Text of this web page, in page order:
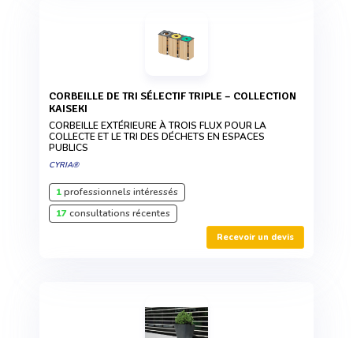
CORBEILLE DE TRI SÉLECTIF TRIPLE – COLLECTION
KAISEKI
CORBEILLE EXTÉRIEURE À TROIS FLUX POUR LA
COLLECTE ET LE TRI DES DÉCHETS EN ESPACES
PUBLICS
CYRIA®
1professionnels intéressés
17consultations récentes
Recevoir un devis